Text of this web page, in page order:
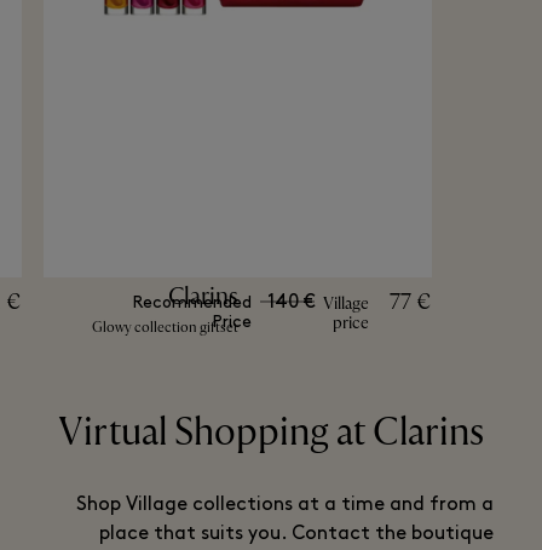
€ Clarins
Glowy collection giftset
Village
price
77 €
Recommended
Price
140 €
Virtual Shopping at Clarins
Shop Village collections at a time and from a
place that suits you. Contact the boutique